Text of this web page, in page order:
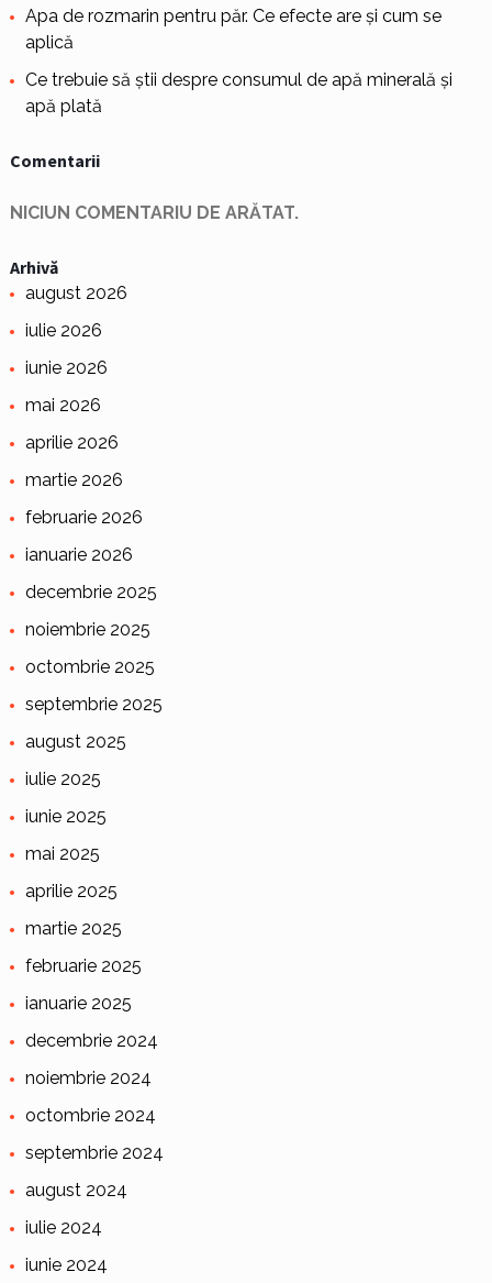
Apa de rozmarin pentru păr. Ce efecte are și cum se
aplică
Ce trebuie să știi despre consumul de apă minerală și
apă plată
Comentarii
NICIUN COMENTARIU DE ARĂTAT.
Arhivă
august 2026
iulie 2026
iunie 2026
mai 2026
aprilie 2026
martie 2026
februarie 2026
ianuarie 2026
decembrie 2025
noiembrie 2025
octombrie 2025
septembrie 2025
august 2025
iulie 2025
iunie 2025
mai 2025
aprilie 2025
martie 2025
februarie 2025
ianuarie 2025
decembrie 2024
noiembrie 2024
octombrie 2024
septembrie 2024
august 2024
iulie 2024
iunie 2024